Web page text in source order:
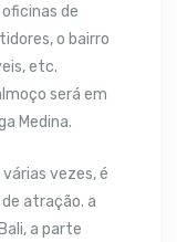
de
o bairro
etc.
será em
Medina.
vezes, é
atração. a
a parte